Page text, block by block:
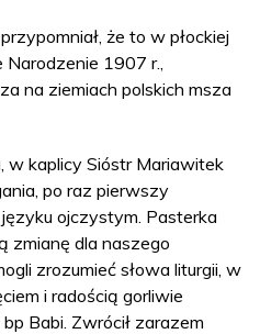
że to w płockiej
1907 r.,
na ziemiach polskich msza
w kaplicy Sióstr Mariawitek
po raz pierwszy
ojczystym. Pasterka
zmianę dla naszego
zrozumieć słowa liturgii, w
i radością gorliwie
Babi. Zwrócił zarazem